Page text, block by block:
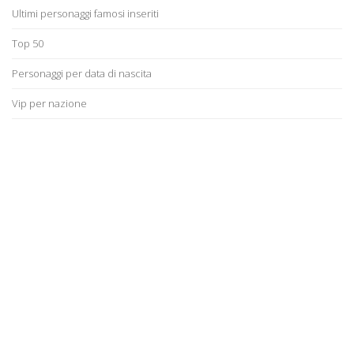
Ultimi personaggi famosi inseriti
Top 50
Personaggi per data di nascita
Vip per nazione